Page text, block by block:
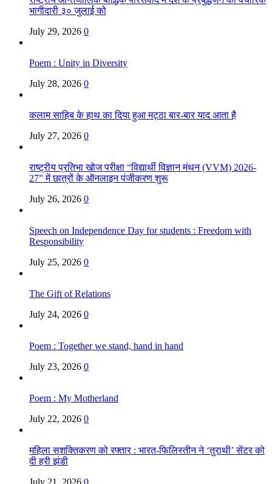
भागीदारी ३० जुलाई को
July 29, 2026 0
Poem : Unity in Diversity
July 28, 2026 0
कलाम साहिब के हाथ का दिया हुआ मट्ठा बार-बार याद आता है
July 27, 2026 0
राष्ट्रीय प्रतिभा खोज परीक्षा “विद्यार्थी विज्ञान मंथन (VVM) 2026-
27” में छात्रों के ऑनलाइन पंजीकरण शुरू
July 26, 2026 0
Speech on Independence Day for students : Freedom with
Responsibility
July 25, 2026 0
The Gift of Relations
July 24, 2026 0
Poem : Together we stand, hand in hand
July 23, 2026 0
Poem : My Motherland
July 22, 2026 0
महिला सशक्तिकरण को रफ्तार : भारत-फिलिस्तीन ने ‘तुराथी’ सेंटर को
दी हरी झंडी
July 21, 2026 0